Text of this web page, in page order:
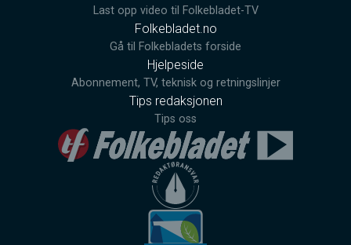
Last opp video til Folkebladet-TV
Folkebladet.no
Gå til Folkebladets forside
Hjelpeside
Abonnement, TV, teknisk og retningslinjer
Tips redaksjonen
Tips oss